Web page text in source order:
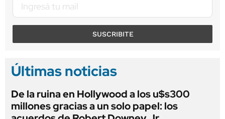
SUSCRIBITE
Últimas noticias
De la ruina en Hollywood a los u$s300
millones gracias a un solo papel: los